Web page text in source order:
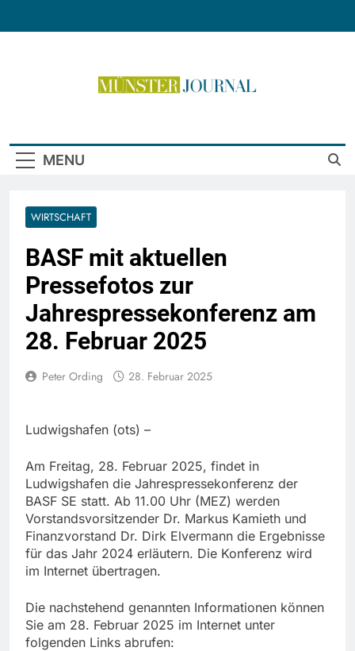
MENU
WIRTSCHAFT
BASF mit aktuellen
Pressefotos zur
Jahrespressekonferenz am
28. Februar 2025
Peter Ording 28. Februar 2025
Ludwigshafen (ots) –
Am Freitag, 28. Februar 2025, findet in
Ludwigshafen die Jahrespressekonferenz der
BASF SE statt. Ab 11.00 Uhr (MEZ) werden
Vorstandsvorsitzender Dr. Markus Kamieth und
Finanzvorstand Dr. Dirk Elvermann die Ergebnisse
für das Jahr 2024 erläutern. Die Konferenz wird
im Internet übertragen.
Die nachstehend genannten Informationen können
Sie am 28. Februar 2025 im Internet unter
folgenden Links abrufen: